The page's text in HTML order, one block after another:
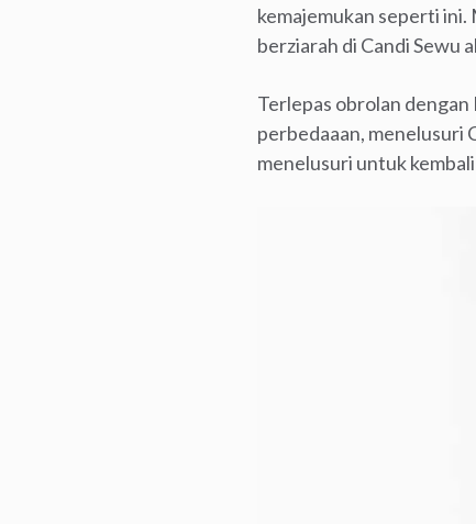
kemajemukan seperti ini.
berziarah di Candi Sewu
Terlepas obrolan dengan
perbedaaan, menelusuri
menelusuri untuk